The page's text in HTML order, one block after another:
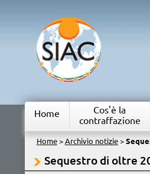
Home
Cos'è la
contraffazione
Home> Archivio notizie>
Sequestro di oltre